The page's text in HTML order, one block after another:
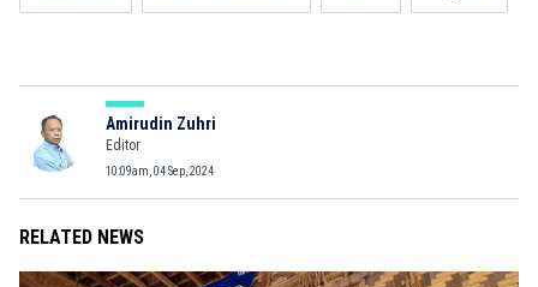
Amirudin Zuhri
Editor
10:09am, 04 Sep, 2024
RELATED NEWS